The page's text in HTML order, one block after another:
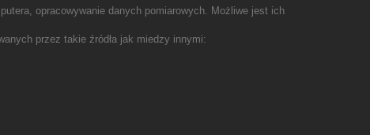
opracowywanie danych pomiarowych. Możliwe jest ich
przez takie źródła jak miedzy innymi: